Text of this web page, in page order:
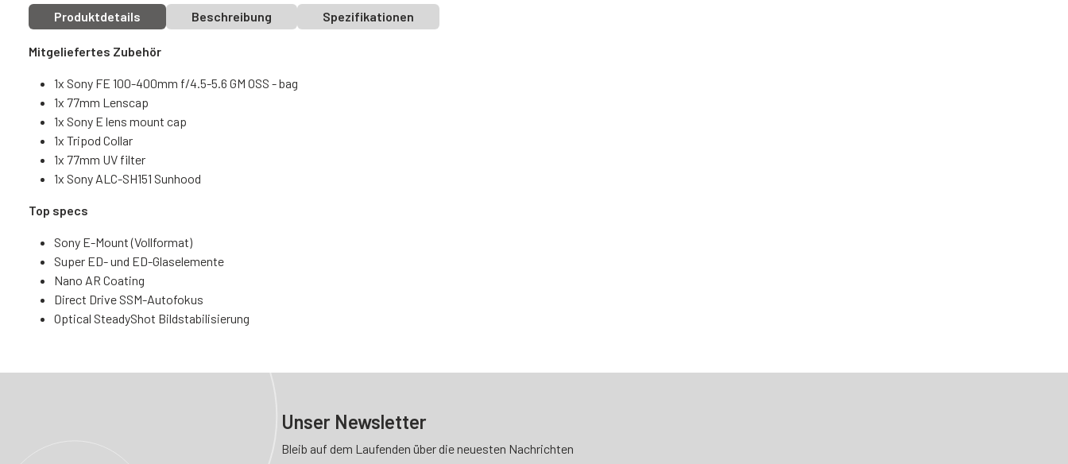
Produktdetails Beschreibung Spezifikationen
Mitgeliefertes Zubehör
1x Sony FE 100-400mm f/4.5-5.6 GM OSS - bag
1x 77mm Lenscap
1x Sony E lens mount cap
1x Tripod Collar
1x 77mm UV filter
1x Sony ALC-SH151 Sunhood
Top specs
Sony E-Mount (Vollformat)
Super ED- und ED-Glaselemente
Nano AR Coating
Direct Drive SSM-Autofokus
Optical SteadyShot Bildstabilisierung
Unser Newsletter
Bleib auf dem Laufenden über die neuesten Nachrichten